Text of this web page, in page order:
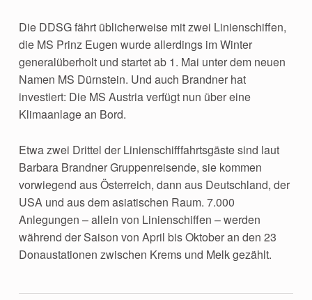
Die DDSG fährt üblicherweise mit zwei Linienschiffen,
die MS Prinz Eugen wurde allerdings im Winter
generalüberholt und startet ab 1. Mai unter dem neuen
Namen MS Dürnstein. Und auch Brandner hat
investiert: Die MS Austria verfügt nun über eine
Klimaanlage an Bord.
Etwa zwei Drittel der Linienschifffahrtsgäste sind laut
Barbara Brandner Gruppenreisende, sie kommen
vorwiegend aus Österreich, dann aus Deutschland, der
USA und aus dem asiatischen Raum. 7.000
Anlegungen – allein von Linienschiffen – werden
während der Saison von April bis Oktober an den 23
Donaustationen zwischen Krems und Melk gezählt.